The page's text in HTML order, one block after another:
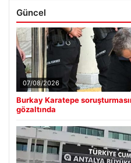
Güncel
07/08/2026
Burkay Karatepe
gözaltında